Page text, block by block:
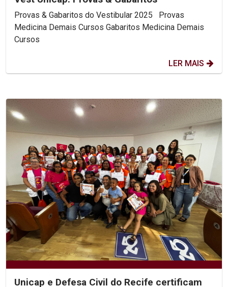
Provas & Gabaritos do Vestibular 2025 Provas
Medicina Demais Cursos Gabaritos Medicina Demais
Cursos
LER MAIS
Unicap e Defesa Civil do Recife certificam